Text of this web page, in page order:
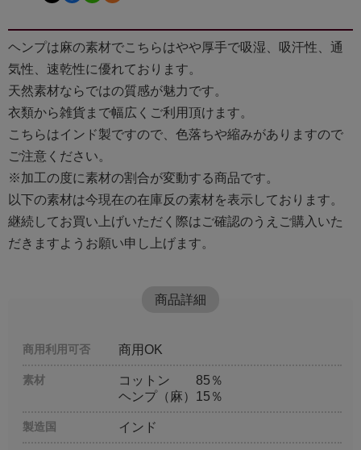
ヘンプは麻の素材でこちらはやや厚手で吸湿、吸汗性、通
気性、速乾性に優れております。
天然素材ならではの質感が魅力です。
衣類から雑貨まで幅広くご利用頂けます。
こちらはインド製ですので、色落ちや縮みがありますので
ご注意ください。
※加工の度に素材の割合が変動する商品です。
以下の素材は今現在の在庫反の素材を表示しております。
継続してお買い上げいただく際はご確認のうえご購入いた
だきますようお願い申し上げます。
商品詳細
商用利用可否 商用OK
素材
コットン 85％
ヘンプ（麻）15％
製造国 インド